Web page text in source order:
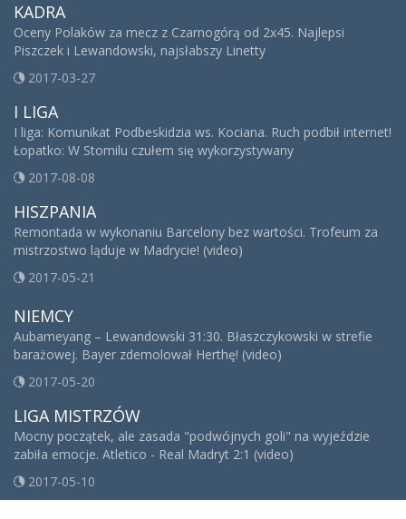
KADRA
Oceny Polaków za mecz z Czarnogórą od 2x45. Najlepsi
Piszczek i Lewandowski, najsłabszy Linetty
2017-03-27
I LIGA
I liga: Komunikat Podbeskidzia ws. Kociana. Ruch podbił internet!
Łopatko: W Stomilu czułem się wykorzystywany
2017-08-08
HISZPANIA
Remontada w wykonaniu Barcelony bez wartości. Trofeum za
mistrzostwo ląduje w Madrycie! (video)
2017-05-21
NIEMCY
Aubameyang – Lewandowski 31:30. Błaszczykowski w strefie
barażowej. Bayer zdemolował Herthę! (video)
2017-05-20
LIGA MISTRZÓW
Mocny początek, ale zasada "podwójnych goli" na wyjeździe
zabiła emocje. Atletico - Real Madryt 2:1 (video)
2017-05-10